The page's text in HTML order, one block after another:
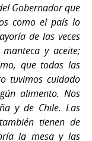
Gobernador que
como el país lo
de las veces
y aceite;
que todas las
tuvimos cuidado
alimento. Nos
y de Chile. Las
tienen de
la mesa y las